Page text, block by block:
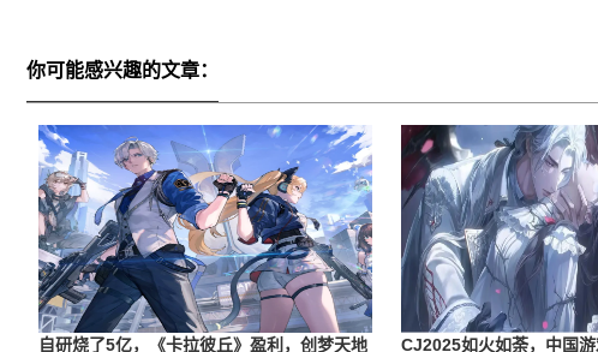
你可能感兴趣的文章：
自研烧了5亿，《卡拉彼丘》盈利，创梦天地
CJ2025如火如荼，中国